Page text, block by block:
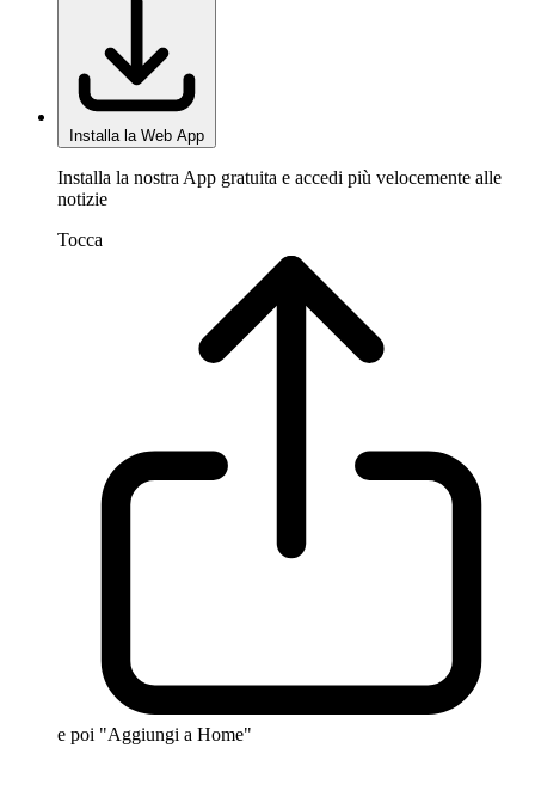
Installa la Web App
Installa la nostra App gratuita e accedi più velocemente alle
notizie
Tocca
e poi "Aggiungi a Home"